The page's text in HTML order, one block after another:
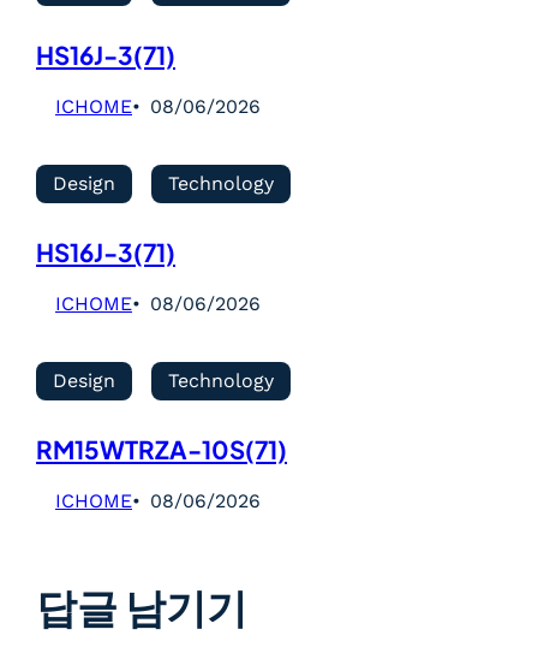
HS16J-3(71)
ICHOME 08/06/2026
Design Technology
HS16J-3(71)
ICHOME 08/06/2026
Design Technology
RM15WTRZA-10S(71)
ICHOME 08/06/2026
답글 남기기